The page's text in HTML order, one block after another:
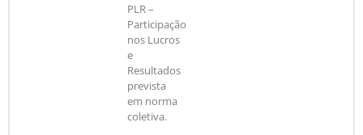
PLR –
Participação
nos Lucros
e
Resultados
prevista
em norma
coletiva.